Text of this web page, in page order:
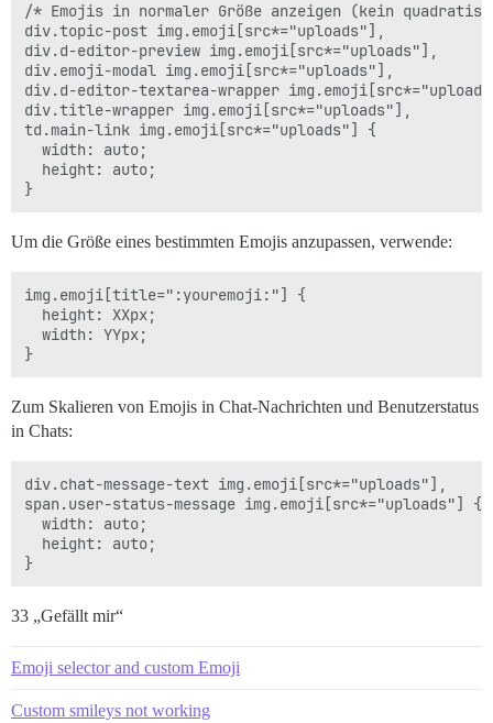
/* Emojis in normaler Größe anzeigen (kein
div.topic-post img.emoji[src*="uploads"],
div.d-editor-preview img.emoji[src*="uploads"],
div.emoji-modal img.emoji[src*="uploads"],
div.d-editor-textarea-wrapper
div.title-wrapper img.emoji[src*="uploads"],
td.main-link img.emoji[src*="uploads"] {
  width: auto;
  height: auto;
Um die Größe eines bestimmten Emojis anzupassen, verwende:
img.emoji[title=":youremoji:"] {
  height: XXpx;
  width: YYpx;
Zum Skalieren von Emojis in Chat-Nachrichten und Benutzerstatus
in Chats:
div.chat-message-text img.emoji[src*="uploads"],
span.user-status-message img.emoji[src*="uploads"] {
  width: auto;
  height: auto;
33 „Gefällt mir“
Emoji selector and custom Emoji
Custom smileys not working